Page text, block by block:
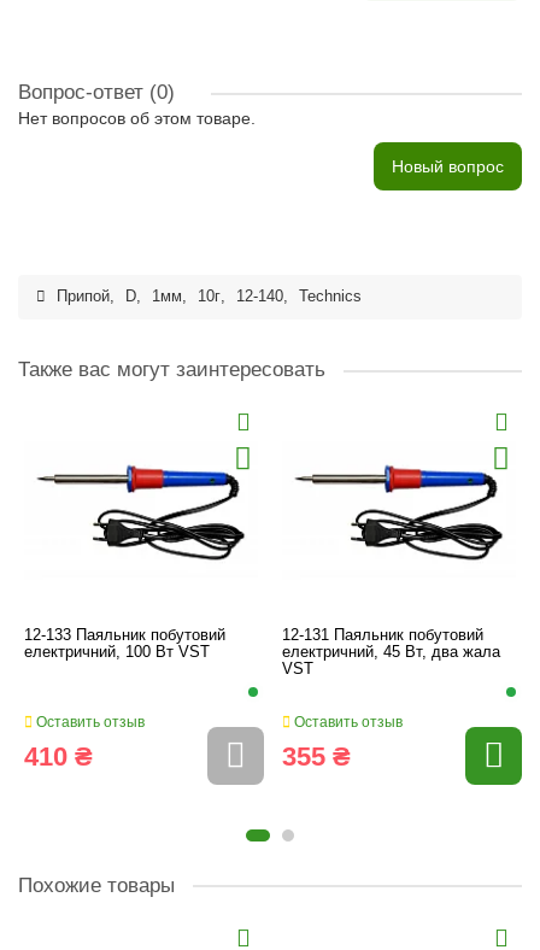
Вопрос-ответ (0)
Нет вопросов об этом товаре.
Новый вопрос
Припой, D, 1мм, 10г, 12-140, Technics
Также вас могут заинтересовать
12-133 Паяльник побутовий
електричний, 100 Вт VST
Оставить отзыв
410 ₴
12-131 Паяльник побутовий
електричний, 45 Вт, два жала
VST
Оставить отзыв
355 ₴
Похожие товары